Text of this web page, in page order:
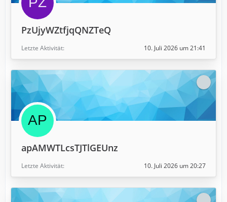
PzUjyWZtfjqQNZTeQ
Letzte Aktivität 10. Juli 2026 um 21:41
apAMWTLcsTJTlGEUnz
Letzte Aktivität 10. Juli 2026 um 20:27